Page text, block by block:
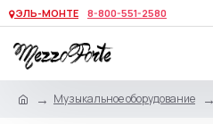
ЭЛЬ-МОНТЕ 8-800-551-2580
Музыкальное оборудование